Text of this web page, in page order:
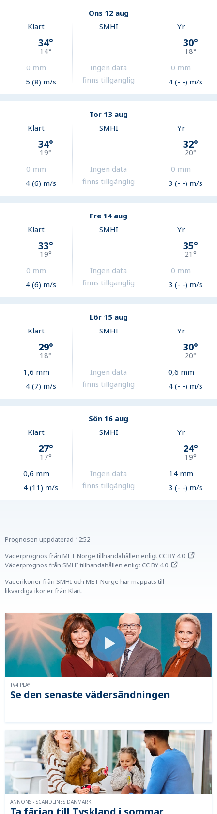
Ons 12 aug
Klart
34°
14°
0 mm
5 (8) m/s
SMHI
Ingen data
finns tillgänglig
Yr
30°
18°
0 mm
4 (- -) m/s
Tor 13 aug
Klart
34°
19°
0 mm
4 (6) m/s
SMHI
Ingen data
finns tillgänglig
Yr
32°
20°
0 mm
3 (- -) m/s
Fre 14 aug
Klart
33°
19°
0 mm
4 (6) m/s
SMHI
Ingen data
finns tillgänglig
Yr
35°
21°
0 mm
3 (- -) m/s
Lör 15 aug
Klart
29°
18°
1,6 mm
4 (7) m/s
SMHI
Ingen data
finns tillgänglig
Yr
30°
20°
0,6 mm
4 (- -) m/s
Sön 16 aug
Klart
27°
17°
0,6 mm
4 (11) m/s
SMHI
Ingen data
finns tillgänglig
Yr
24°
19°
14mm
3 (- -) m/s
Prognosen uppdaterad 12:52
Väderprognos från MET Norge tillhandahållen enligtCC BY 4.0
Väderprognos från SMHI tillhandahållen enligtCC BY 4.0
Väderikoner från SMHI och MET Norge har mappats till
likvärdiga ikoner från Klart.
Se den senaste vädersändningen
TV4 PLAY
ANNONS - SCANDLINES DANMARK